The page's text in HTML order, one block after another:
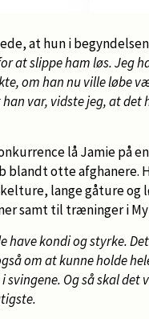
at hun i
at slippe ham løs. Jeg
om han nu ville løbe
var, vidste jeg, at
lå Jamie på
blandt otte afghanere.
lange gåture og
samt til træninger i
have kondi og styrke.
om at kunne holde
svingene. Og så skal det